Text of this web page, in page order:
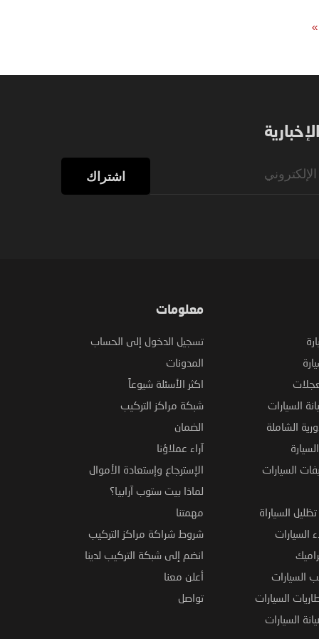
»
اشتراك
السيارات
الشاملة
السيارات
السياراة
السيارات
السيارات
السيارات
السيارات
معلومات
تسجيل الدخول إلى الحساب
المدونات
اكثر الأسئلة شيوعاً
شبكة مراكز التركيب
الضمان
آراء عملاؤنا
الإسترجاع وإستعادة الأموال
لماذا بيت ستوب آرابيا؟
مهمتنا
شروط شراكة مراكز التركيب
انضم إلى شبكة التركيب لدينا
أعلن معنا
تواصل